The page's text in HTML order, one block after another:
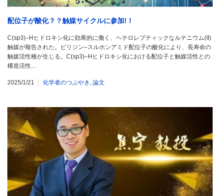
配位子が酸化？？触媒サイクルに参加!！
C(sp3)–Hヒドロキシ化に効果的に働く、ヘテロレプティックなルテニウム(II)
触媒が報告された。ピリジン–スルホンアミド配位子の酸化により、長寿命の
触媒活性種が生じる。C(sp3)–Hヒドロキシ化における配位子と触媒活性との
構造活性…
2025/1/21 化学者のつぶやき 論文